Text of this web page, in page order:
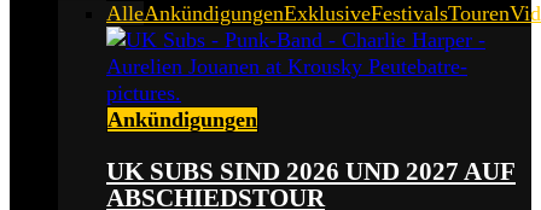
AlleAnkündigungenExklusiveFestivalsTouren
Ankündigungen
UK SUBS SIND 2026 UND 2027 AUF
ABSCHIEDSTOUR